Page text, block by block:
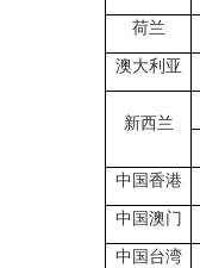
荷兰
澳大利亚
新西兰
中国香港
中国澳门
中国台湾